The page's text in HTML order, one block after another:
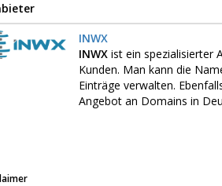
INWX
INWXist ein spezialisierter
Kunden. Man kann die
Einträge verwalten.
Angebot an Domains in